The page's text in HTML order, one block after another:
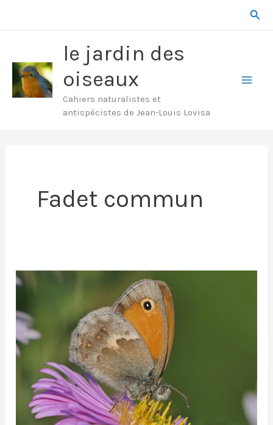
au
le jardin des
oiseaux
Cahiers naturalistes et
antispécistes de Jean-Louis Lovisa
Fadet commun